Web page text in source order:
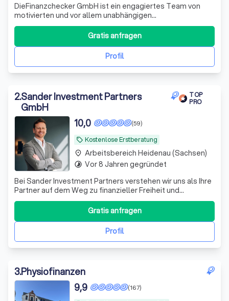
DieFinanzchecker GmbH ist ein engagiertes Team von
motivierten und vor allem unabhängigen
Finanz-/Versicherungsmaklern aus dem Münsterland. Seit
2012 bieten wir unseren Kunden individuelle und
zielorientierte Produkte an, wobei wir den Fokus auf
Transparenz und Verständlichkeit setzen. Wir sind uns
Profil
Gratis anfragen
2.Sander Investment Partners
GmbH
TOP
PRO
local_offer Kostenlose Erstberatung
(59)
10,0
Bei Sander Investment Partners verstehen wir uns als Ihre
Partner auf dem Weg zu finanzieller Freiheit und
Sicherheit. Mit über einem Jahrzehnt Erfahrung im
Investmentbereich und einem engagierten Team aus
Experten bieten wir maßgeschneiderte Anlagestrategien,
die perfekt auf Ihre individuellen Bedü
Profil
Gratis anfragen
place Arbeitsbereich Heidenau (Sachsen)
timelapse Vor 8 Jahren gegründet
3.Physiofinanzen
(167)
9,9